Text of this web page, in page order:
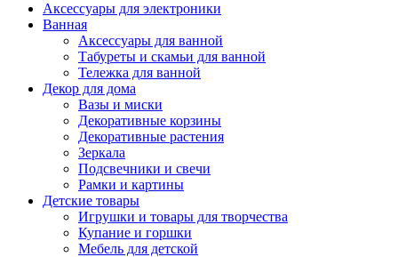
Аксессуары для электроники
Ванная
Аксессуары для ванной
Табуреты и скамьи для ванной
Тележка для ванной
Декор для дома
Вазы и миски
Декоративные корзины
Декоративные растения
Зеркала
Подсвечники и свечи
Рамки и картины
Детские товары
Игрушки и товары для творчества
Купание и горшки
Мебель для детской